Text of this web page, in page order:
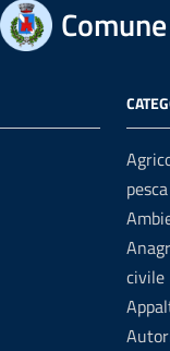
pesca
civile